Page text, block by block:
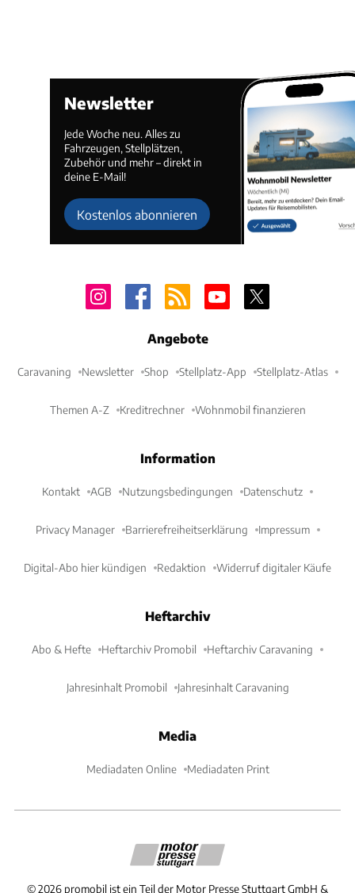
Newsletter
Jede Woche neu. Alles zu
Fahrzeugen, Stellplätzen,
Zubehör und mehr – direkt in
deine E-Mail!
Kostenlos abonnieren
Angebote
Caravaning Newsletter Shop Stellplatz-App Stellplatz-Atlas
Themen A-Z Kreditrechner Wohnmobil finanzieren
Information
Kontakt AGB Nutzungsbedingungen Datenschutz
Privacy Manager Barrierefreiheitserklärung Impressum
Digital-Abo hier kündigen Redaktion Widerruf digitaler Käufe
Heftarchiv
Abo & Hefte Heftarchiv Promobil Heftarchiv Caravaning
Jahresinhalt Promobil Jahresinhalt Caravaning
Media
Mediadaten Online Mediadaten Print
©2026 promobil ist ein Teil der Motor Presse Stuttgart GmbH &